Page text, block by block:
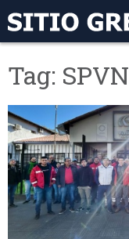
Tag: SPVN